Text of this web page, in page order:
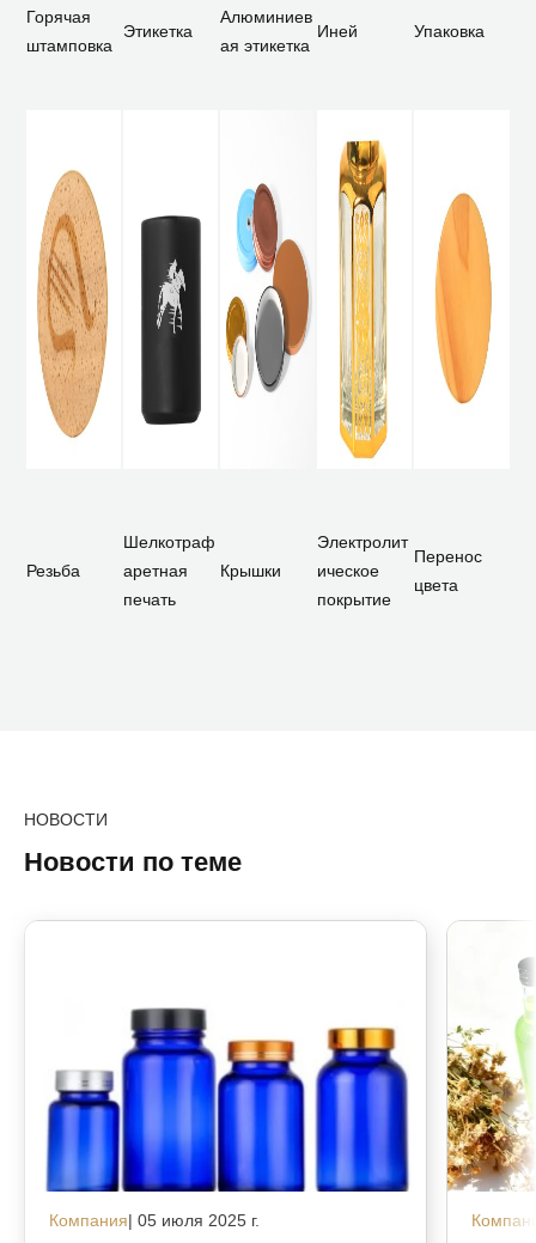
Горячая
штамповка
Этикетка
Алюминиев
ая этикетка
Иней Упаковка
Резьба
Шелкотраф
аретная
печать
Крышки
Электролит
ическое
покрытие
Перенос
цвета
НОВОСТИ
Новости по теме
Компания| 05 июля 2025 г.